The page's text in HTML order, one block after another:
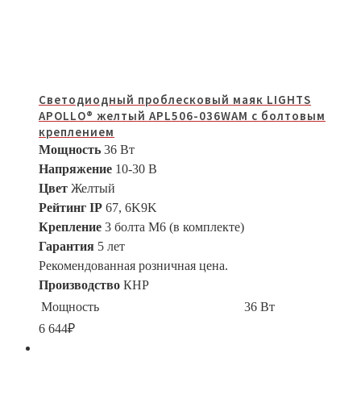
Светодиодный проблесковый маяк LIGHTS
APOLLO® желтый APL506-036WAM с болтовым
креплением
Мощность 36 Вт
Напряжение 10-30 В
Цвет Желтый
Рейтинг IP 67, 6K9K
Крепление 3 болта M6 (в комплекте)
Гарантия 5 лет
Рекомендованная розничная цена.
Производство КНР
Мощность
36 Вт
6 644₽